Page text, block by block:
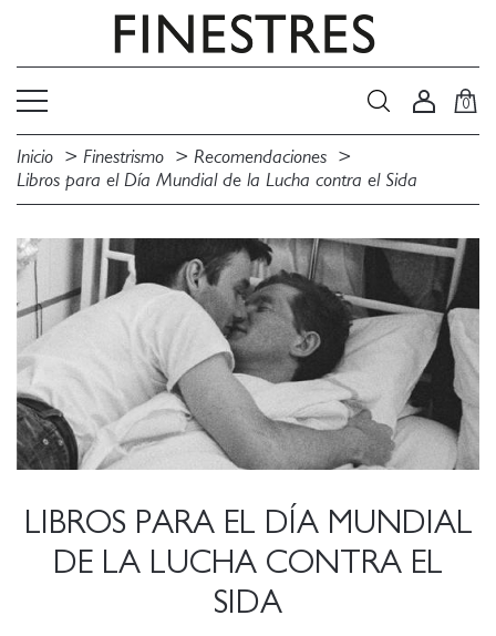
0
Inicio Finestrismo
Recomendaciones
Libros para el Día Mundial de la Lucha contra el Sida
LIBROS PARA EL DÍA MUNDIAL
DE LA LUCHA CONTRA EL
SIDA